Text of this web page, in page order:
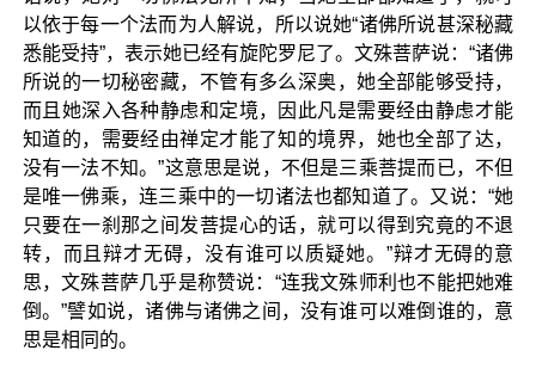
以依于每一个法而为人解说，所以说她“诸佛所说甚深秘藏
悉能受持”，表示她已经有旋陀罗尼了。文殊菩萨说：“诸佛
所说的一切秘密藏，不管有多么深奥，她全部能够受持，
而且她深入各种静虑和定境，因此凡是需要经由静虑才能
知道的，需要经由禅定才能了知的境界，她也全部了达，
没有一法不知。”这意思是说，不但是三乘菩提而已，不但
是唯一佛乘，连三乘中的一切诸法也都知道了。又说：“她
只要在一刹那之间发菩提心的话，就可以得到究竟的不退
转，而且辩才无碍，没有谁可以质疑她。”辩才无碍的意
思，文殊菩萨几乎是称赞说：“连我文殊师利也不能把她难
倒。”譬如说，诸佛与诸佛之间，没有谁可以难倒谁的，意
思是相同的。